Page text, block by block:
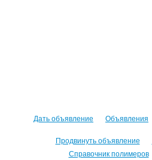
Дать объявление Объявления
Продвинуть объявление
Справочник полимеров